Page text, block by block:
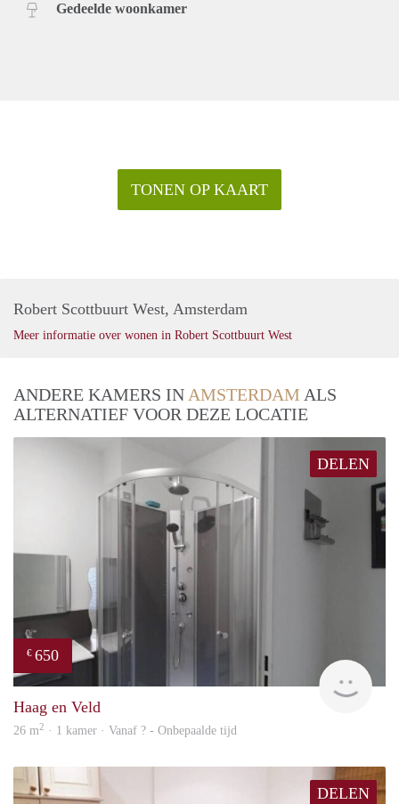
Gedeelde woonkamer
TONEN OP KAART
Robert Scottbuurt West, Amsterdam
Meer informatie over wonen in Robert Scottbuurt West
ANDERE KAMERS IN AMSTERDAM ALS
ALTERNATIEF VOOR DEZE LOCATIE
DELEN
€ 650
Haag en Veld
26 m2 · 1 kamer · Vanaf ? - Onbepaalde tijd
DELEN